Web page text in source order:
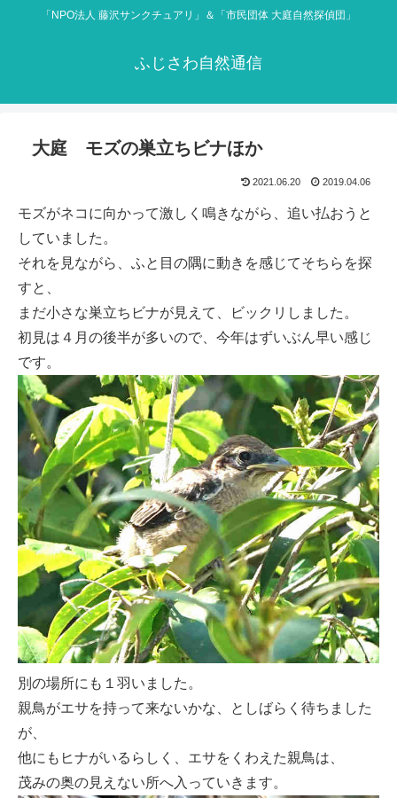
「NPO法人 藤沢サンクチュアリ」＆「市民団体 大庭自然探偵団」
ふじさわ自然通信
大庭 モズの巣立ちビナほか
2021.06.20 2019.04.06
モズがネコに向かって激しく鳴きながら、追い払おうと
していました。
それを見ながら、ふと目の隅に動きを感じてそちらを探
すと、
まだ小さな巣立ちビナが見えて、ビックリしました。
初見は４月の後半が多いので、今年はずいぶん早い感じ
です。
別の場所にも１羽いました。
親鳥がエサを持って来ないかな、としばらく待ちました
が、
他にもヒナがいるらしく、エサをくわえた親鳥は、
茂みの奥の見えない所へ入っていきます。